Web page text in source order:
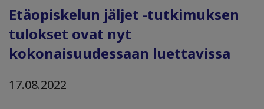
Etäopiskelun jäljet -tutkimuksen
tulokset ovat nyt
kokonaisuudessaan luettavissa
17.08.2022